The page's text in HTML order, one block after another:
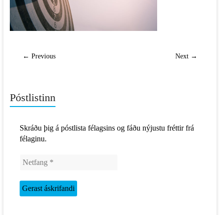
← Previous Next →
Póstlistinn
Skráðu þig á póstlista félagsins og fáðu nýjustu fréttir frá
félaginu.